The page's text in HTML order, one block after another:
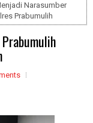
Narasumber
Prabumulih